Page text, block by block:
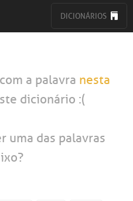
DICIONÁRIOS
a palavra nesta
dicionário :(
uma das palavras